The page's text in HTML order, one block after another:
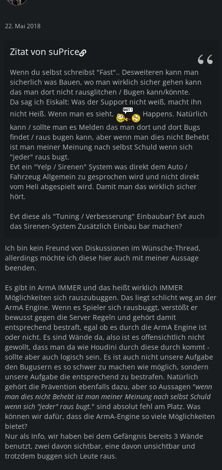
22. Mai 2018
Zitat von suPrice
Wenn du selbst schreibst "Fast".. Desweiteren kann man
sicherlich was Bauen, wo man wirklich sicher gehen kann
das man dort nicht rausglitchen / Bugen kann/könnte.
Da sag ich Eiskalt: Was der Support nicht weiß, macht ihn
nicht Heiß. Wenn man es sieht,
Happens. Natürlich
kann / sollte man es Melden das man dort und dort Bugs
findet / raus bugen kann, aber wenn man dies nicht Behebt
ist man meiner Meinung nach selbst Schuld wenn sich
"jeder" raus bugt.
Evt ein "Yelp / Sirenen" System was direkt dem Auto /
Fahrzeug Allgemein zu gesprochen wird und nicht direkt
vom Heli abgespielt wird. Damit man das wirklich sicher
hört.
Evt diese als "Tuning / Verbesserung" Einbaubar? Evt auch
das Sirenen-System Zusätzlich Einbau bar machen?
Ich bin kein Freund von Diskussionen im Wünsche-Thread,
allerdings möchte ich diese hier auch mit meiner Aussage
beenden.
Es gibt in ArmA IMMER und das heißt wirklich IMMER
Möglichkeiten sich rauszubuggen. Das liegt schlicht weg an der
ArmA Engine. Wenn es Spieler sich rausbuggt, verstößt er
bewusst gegen die Server Regeln und gehört damit
entsprechend bestraft, egal ob es durch die ArmA Engine ist
oder nicht. Es sind Wände da, also ist es offensichtlich nicht
gewollt, dass man da wie Houdini durch diese durch kommt -
sollte aber auch logisch sein. Es ist auch nicht unsere Aufgabe
den Bugusern es so schwer zu machen wie möglich, sondern
unsere Aufgabe die entsprechend zu bestrafen. Natürlich
gehört die Prävention ebenfalls dazu, aber so Aussagen "wenn
man dies nicht Behebt ist man meiner Meinung nach selbst Schuld
wenn sich "jeder" raus bugt." sind absolut fehl am Platz. Was
können wir dafür, dass die ArmA-Engine so viele Möglichkeiten
bietet?
Nur als Info, wir haben bei dem Gefängnis bereits 3 Wände
benutzt, zwei davon sichtbar, eine davon unsichtbar und
trotzdem buggen sich Leute raus.